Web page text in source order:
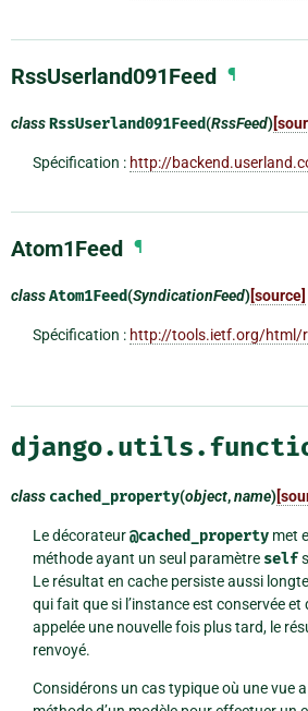
RssUserland091Feed ¶
classRssUserland091Feed(RssFeed)
Spécification : http://
Atom1Feed ¶
classAtom1Feed(SyndicationFeed)[source]
Spécification : http://tools.ietf.org/html/
class cached_property(object,name)
Le décorateur@cached_propertymet
méthode ayant un seul paramètre self
Le résultat en cache persiste aussi
qui fait que si l’instance est conservée
appelée une nouvelle fois plus tard, le
renvoyé.
Considérons un cas typique où une vue a